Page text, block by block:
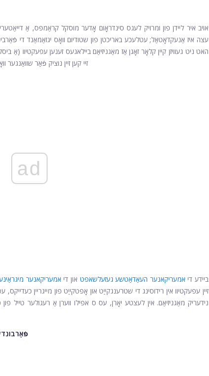
אויב איר ליידן פון ומרויק לעגס סינדראָום אָדער מוסקל קראַמפּס, אַ
עצה איז אַנעקדאָטאַל; עטלעכע באריכטן פון שטודיום וואָס יגזאַמאַנד די
זיי קען זיין נוציק פֿאַר
ad
ביידע די אמעריקאנער העאַדאַטשע געזעלשאפט און די אמעריקאנער מיגראַינע
זיין עפעקטיוו אין רידוסינג די שטרענגקייַט און אָפטקייַט פון מייגריין כעדייקס,
נידעריק מאַגניזיאַם. אין לעצטע יאָרן, עס ס אפילו ווערן אַ רעגולער טייל פון